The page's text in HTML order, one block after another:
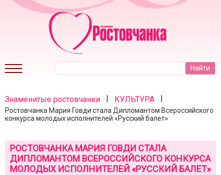
Знаменитые ростовчанки | КУЛЬТУРА |
Ростовчанка Мария Говди стала Дипломантом Всероссийского
конкурса молодых исполнителей «Русский балет»
РОСТОВЧАНКА МАРИЯ ГОВДИ СТАЛА
ДИПЛОМАНТОМ ВСЕРОССИЙСКОГО КОНКУРСА
МОЛОДЫХ ИСПОЛНИТЕЛЕЙ «РУССКИЙ БАЛЕТ»